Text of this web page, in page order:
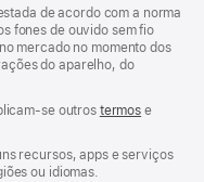
de acordo com a norma
fones de ouvido sem fio
mercado no momento dos
do aparelho, do
se outros termos e
recursos, apps e serviços
ou idiomas.